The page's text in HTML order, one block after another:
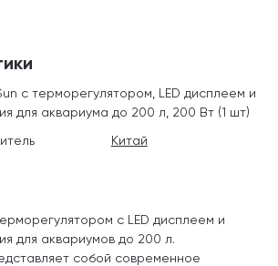
с LED дисплеем и
для аквариумов до 200 л.
собой современное
с терморегулятором, LED дисплеем и
для аквариума до 200 л, 200 Вт (1 шт)
Китай